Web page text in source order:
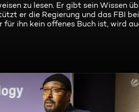
zu lesen. Er gibt sein Wissen
er die Regierung und das FBI bei
ihn kein offenes Buch ist, wird